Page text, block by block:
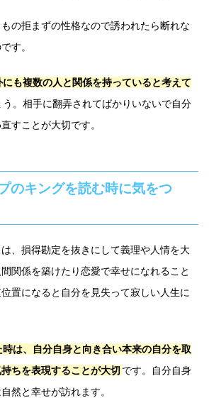
の拒まずの性格なので誘われたら断れな
す。
にも複数の人と関係を持っていると考えて
う。相手に翻弄されてばかりいないで自分
すことが大切です。
のキングを読む時に気をつ
、損得勘定を抜きにして義理や人情を大
関係を築けたり恋愛で幸せになれること
置になると自分を見失って寂しい人生に
は、自分自身と向き合い本来の自分を取
ちを表現することが大切 です。自分自身
然と幸せが訪れます。